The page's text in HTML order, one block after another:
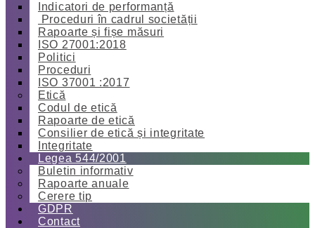
Indicatori de performanță
Proceduri în cadrul societății
Rapoarte și fișe măsuri
ISO 27001:2018
Politici
Proceduri
ISO 37001 :2017
Etică
Codul de etică
Rapoarte de etică
Consilier de etică și integritate
Integritate
Legea 544/2001
Buletin informativ
Rapoarte anuale
Cerere tip
GDPR
Contact